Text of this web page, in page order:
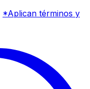
*Aplican términos y